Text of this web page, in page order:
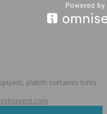
platinti svetainės turinį
eshoprent.com